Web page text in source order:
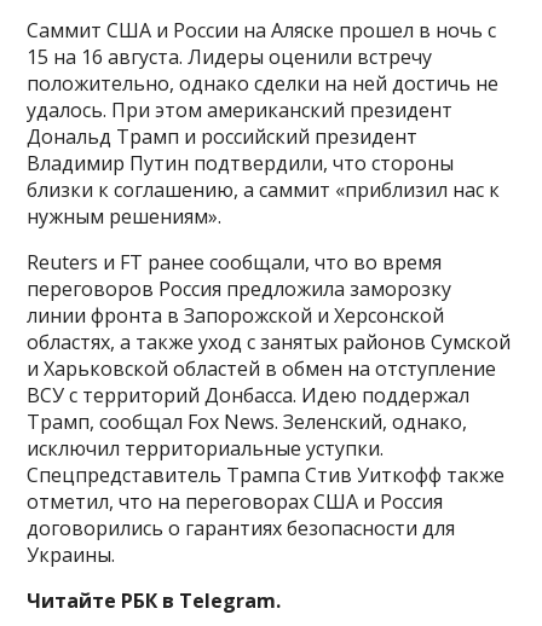
Саммит США и России на Аляске прошел в ночь с
15 на 16 августа. Лидеры оценили встречу
положительно, однако сделки на ней достичь не
удалось. При этом американский президент
Дональд Трамп и российский президент
Владимир Путин подтвердили, что стороны
близки к соглашению, а саммит «приблизил нас к
нужным решениям».
Reuters и FT ранее сообщали, что во время
переговоров Россия предложила заморозку
линии фронта в Запорожской и Херсонской
областях, а также уход с занятых районов Сумской
и Харьковской областей в обмен на отступление
ВСУ с территорий Донбасса. Идею поддержал
Трамп, сообщал Fox News. Зеленский, однако,
исключил территориальные уступки.
Спецпредставитель Трампа Стив Уиткофф также
отметил, что на переговорах США и Россия
договорились о гарантиях безопасности для
Украины.
Читайте РБК в Telegram.